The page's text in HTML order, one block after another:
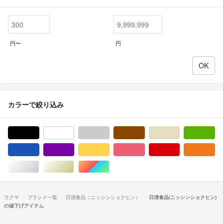
円〜 円
カラーで絞り込み
シルバー/銀色系ゴールド/金色系マルチカラー
ラクマ ブランド一覧 日清食品（ニッシンショクヒン）
日清食品(ニッシンショクヒン)
の値下げアイテム